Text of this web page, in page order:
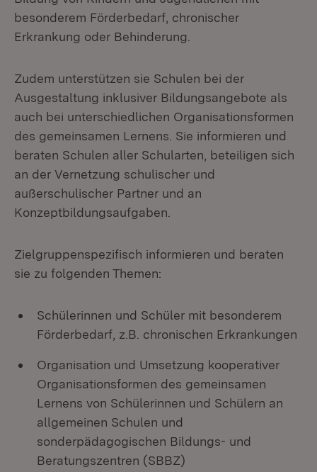
besonderem Förderbedarf, chronischer
Erkrankung oder Behinderung.
Zudem unterstützen sie Schulen bei der
Ausgestaltung inklusiver Bildungsangebote als
auch bei unterschiedlichen Organisationsformen
des gemeinsamen Lernens. Sie informieren und
beraten Schulen aller Schularten, beteiligen sich
an der Vernetzung schulischer und
außerschulischer Partner und an
Konzeptbildungsaufgaben.
Zielgruppenspezifisch informieren und beraten
sie zu folgenden Themen:
Schülerinnen und Schüler mit besonderem
Förderbedarf, z.B. chronischen Erkrankungen
Organisation und Umsetzung kooperativer
Organisationsformen des gemeinsamen
Lernens von Schülerinnen und Schülern an
allgemeinen Schulen und
sonderpädagogischen Bildungs- und
Beratungszentren (SBBZ)